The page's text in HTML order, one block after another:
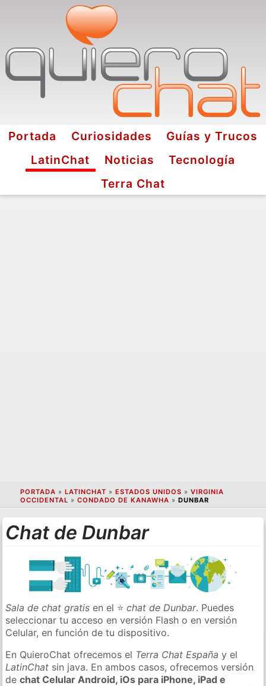
Portada Curiosidades
Guías y Trucos
LatinChat
Noticias
Tecnología
Terra Chat
PORTADA » LATINCHAT » ESTADOS UNIDOS » VIRGINIA
OCCIDENTAL » CONDADO DE KANAWHA » DUNBAR
Chat de Dunbar
Sala de chat gratis en el ⭐chat de Dunbar. Puedes
seleccionar tu acceso en versión Flash o en versión
Celular, en función de tu dispositivo.
En QuieroChat ofrecemos el Terra Chat España y el
LatinChat sin java. En ambos casos, ofrecemos versión
dechat Celular Android, iOs para iPhone, iPad e